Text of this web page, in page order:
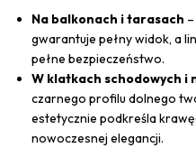
Na balkonach i tarasach
gwarantuje pełny widok, a
pełne bezpieczeństwo.
W klatkach schodowych i
czarnego profilu dolnego
estetycznie podkreśla
nowoczesnej elegancji.